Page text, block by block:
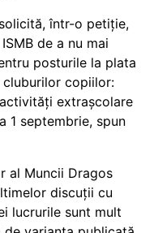
într-o petiție,
de a nu mai
posturile la plata
copiilor:
extrașcolare
1 septembrie, spun
al Muncii Dragos
discuții cu
lucrurile sunt mult